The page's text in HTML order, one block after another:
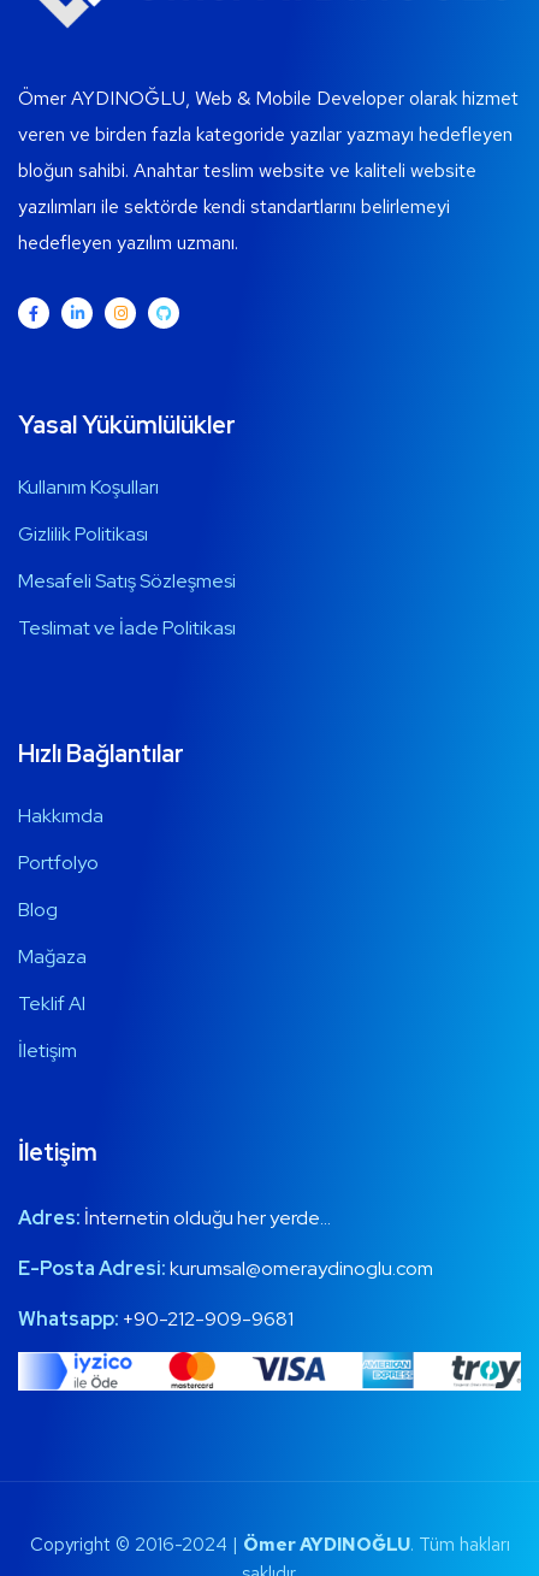
Ömer AYDINOĞLU, Web & Mobile Developer olarak hizmet
veren ve birden fazla kategoride yazılar yazmayı hedefleyen
bloğun sahibi. Anahtar teslim website ve kaliteli website
yazılımları ile sektörde kendi standartlarını belirlemeyi
hedefleyen yazılım uzmanı.
Yasal Yükümlülükler
Kullanım Koşulları
Gizlilik Politikası
Mesafeli Satış Sözleşmesi
Teslimat ve İade Politikası
Hızlı Bağlantılar
Hakkımda
Portfolyo
Blog
Mağaza
Teklif Al
İletişim
İletişim
Adres: İnternetin olduğu her yerde…
E-Posta Adresi:kurumsal@omeraydinoglu.com
Whatsapp: +90-212-909-9681
Copyright © 2016-2024 | Ömer AYDINOĞLU. Tüm hakları